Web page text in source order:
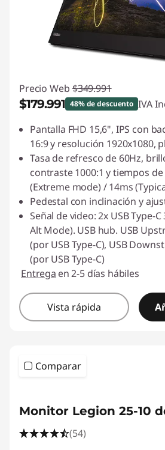
Precio Web $349.991
$179.991 48% de descuento IVA
Ahorros instantáneos :-
Pantalla FHD 15,6", IPS con
16:9 y resolución 1920x1080,
Tasa de refresco de 60Hz,
contraste 1000:1 y tiempos
(Extreme mode) / 14ms
Pedestal con inclinación y
Señal de video: 2x USB Type-C
Alt Mode). USB hub. USB
(por USB Type-C), USB
(por USB Type-C)
Entrega en 2-5 días hábiles
Vista rápida
Comparar
Monitor Legion 25-10
(54)